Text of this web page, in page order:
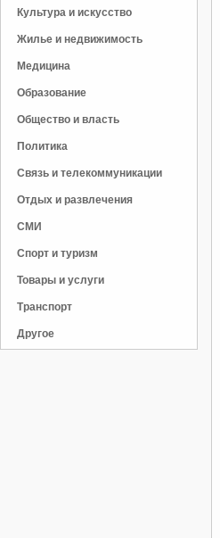
Культура и искусство
Жилье и недвижимость
Медицина
Образование
Общество и власть
Политика
Связь и телекоммуникации
Отдых и развлечения
СМИ
Спорт и туризм
Товары и услуги
Транспорт
Другое